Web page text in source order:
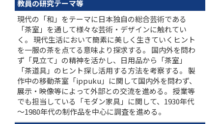
教員の研究テーマ等
現代の「和」をテーマに日本独自の総合芸術である
「茶室」を通して様々な芸術・デザインに触れてい
く。 現代生活において簡素に美しく生きていくヒント
を一服の茶を点てる意味より探求する。 国内外を問わ
ず「見立て」の精神を活かし、日用品から「茶室」
「茶道具」のヒント探し活用する方法を考察する。 製
作中の移動茶室「ippuku」に関して国内外を問わず、
展示・映像等によって外部との交流を進める。 授業等
でも担当している「モダン家具」に関して、1930年代
～1980年代の制作品を中心に調査を進める。